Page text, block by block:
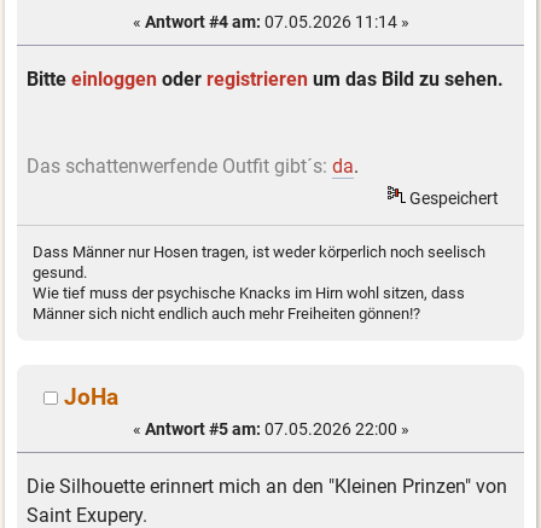
« Antwort #4 am: 07.05.2026 11:14 »
Bitteeinloggen oderregistrieren um das Bild zu sehen.
Das schattenwerfende Outfit gibt´s: da.
Gespeichert
Dass Männer nur Hosen tragen, ist weder körperlich noch seelisch
gesund.
Wie tief muss der psychische Knacks im Hirn wohl sitzen, dass
Männer sich nicht endlich auch mehr Freiheiten gönnen!?
JoHa
« Antwort #5 am: 07.05.2026 22:00 »
Die Silhouette erinnert mich an den "Kleinen Prinzen" von
Saint Exupery.